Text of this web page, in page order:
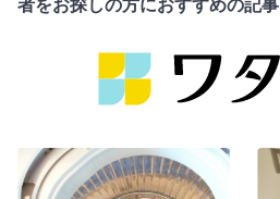
者をお探しの方におすすめの記事